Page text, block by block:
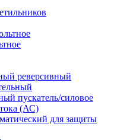
реверсивный
пускатель/силовое
(АС)
для защиты